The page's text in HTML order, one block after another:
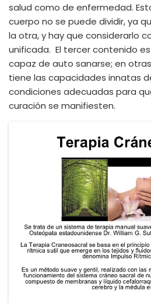
salud como de enfermedad.
cuerpo no se puede dividir, ya
la otra, y hay que considerarlo
unificada. El tercer contenido
capaz de auto sanarse; en
tiene las capacidades innatas
condiciones adecuadas para
curación se manifiesten.